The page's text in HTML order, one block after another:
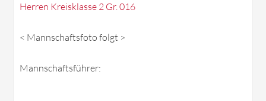
Herren Kreisklasse 2 Gr. 016
< Mannschaftsfoto folgt >
Mannschaftsführer: